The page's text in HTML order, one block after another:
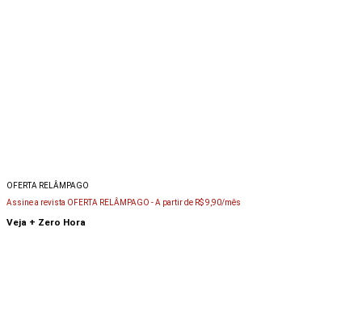
OFERTA RELÂMPAGO
Assine a revista OFERTA RELÂMPAGO -A partir de R$ 9,90/mês
Veja + Zero Hora